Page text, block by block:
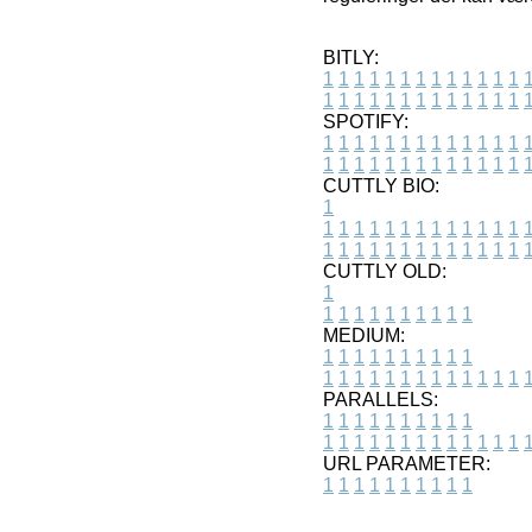
BITLY:
1 1 1 1 1 1 1 1 1 1 1 1 1 1
1 1 1 1 1 1 1 1 1 1 1 1 1 1
SPOTIFY:
1 1 1 1 1 1 1 1 1 1 1 1 1 1
1 1 1 1 1 1 1 1 1 1 1 1 1 1
CUTTLY BIO:
1
1 1 1 1 1 1 1 1 1 1 1 1 1 1
1 1 1 1 1 1 1 1 1 1 1 1 1 1
CUTTLY OLD:
1
1 1 1 1 1 1 1 1 1 1
MEDIUM:
1 1 1 1 1 1 1 1 1 1
1 1 1 1 1 1 1 1 1 1 1 1 1 1
PARALLELS:
1 1 1 1 1 1 1 1 1 1
1 1 1 1 1 1 1 1 1 1 1 1 1 1
URL PARAMETER:
1 1 1 1 1 1 1 1 1 1